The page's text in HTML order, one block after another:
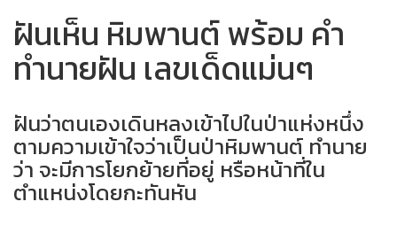
ฝันเห็น หิมพานต์ พร้อม คำ
ทำนายฝัน เลขเด็ดแม่นๆ
ฝันว่าตนเองเดินหลงเข้าไปในป่าแห่งหนึ่ง
ตามความเข้าใจว่าเป็นป่าหิมพานต์ ทำนาย
ว่า จะมีการโยกย้ายที่อยู่ หรือหน้าที่ใน
ตำแหน่งโดยกะทันหัน